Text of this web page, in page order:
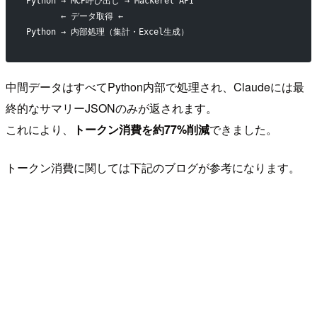
       ← データ取得 ←
Python → 内部処理（集計・Excel生成）
中間データはすべてPython内部で処理され、Claudeには最
終的なサマリーJSONのみが返されます。
これにより、
トークン消費を約77%削減できました。
トークン消費に関しては下記のブログが参考になります。